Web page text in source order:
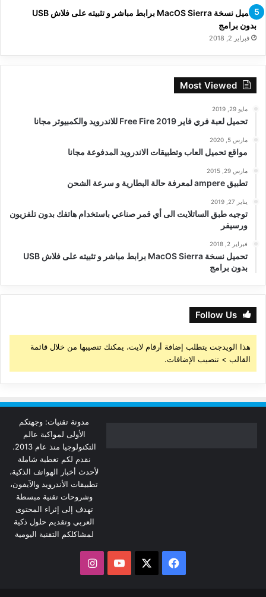
تحميل نسخة MacOS Sierra برابط مباشر و تثبيته على فلاش USB
بدون برامج
فبراير 2, 2018
Most Viewed
مايو 29, 2019
تحميل لعبة فري فاير Free Fire 2019 للاندرويد والكمبيوتر مجانا
مارس 5, 2020
مواقع تحميل العاب وتطبيقات الاندرويد المدفوعة مجانا
مارس 29, 2015
تطبيق ampere لمعرفة حالة البطارية و سرعة الشحن
يناير 27, 2019
توجيه طبق الساتلايت الى أي قمر صناعي باستخدام هاتفك بدون تلفزيون
ورسيفر
فبراير 2, 2018
تحميل نسخة MacOS Sierra برابط مباشر و تثبيته على فلاش USB
بدون برامج
Follow Us
هذا الويدجت يتطلب إضافة أرقام لايت، يمكنك تنصيبها من خلال قائمة
القالب > تنصيب الإضافات.
مدونة تقنيات: وجهتكم
الأولى لمواكبة عالم
التكنولوجيا منذ عام 2013.
نقدم لكم تغطية شاملة
لأحدث أخبار الهواتف الذكية،
تطبيقات الأندرويد والآيفون،
وشروحات تقنية مبسطة
تهدف إلى إثراء المحتوى
العربي وتقديم حلول ذكية
لمشاكلكم التقنية اليومية
فيسبوك ‫YouTubeانستقرام